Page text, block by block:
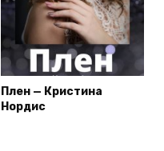
Плен — Кристина
Нордис